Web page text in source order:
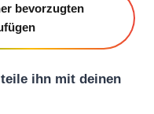
bevorzugten
ihn mit deinen